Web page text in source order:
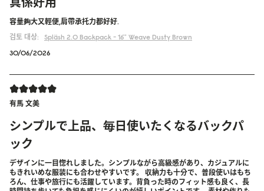
容量夠大又輕便,肩帶承托力都好好.
검토 대상:
Spläsh 2.0 Backpack - 16'' Weave Dusty Brown
30/06/2026
有馬 文美
シンプルで上品、毎日使いたくなるバックパ
ック
デザインに一目惚れしました。シンプルながら高級感があり、カジュアルに
もきれいめな服装にも合わせやすいです。 収納力も十分で、普段使いはもち
ろん、仕事や旅行にも活躍しています。背負った時のフィット感も良く、長